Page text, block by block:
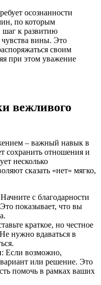
осознанности
по которым
шаг к развитию
чувства вины. Это
своим
при этом уважение
вежливого
– важный навык в
сохранить отношения и
несколько
сказать «нет» мягко,
с благодарности
показывает, что вы
краткое, но честное
нужно вдаваться в
: Если возможно,
или решение. Это
помочь в рамках ваших